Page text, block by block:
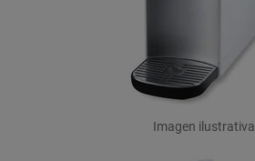
Imagen ilustrativa